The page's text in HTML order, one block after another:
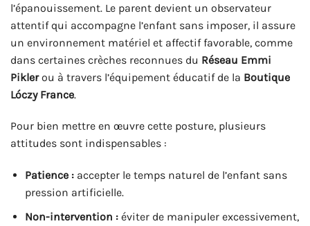
l’épanouissement. Le parent devient un observateur
attentif qui accompagne l’enfant sans imposer, il assure
un environnement matériel et affectif favorable, comme
dans certaines crèches reconnues du Réseau Emmi
Piklerou à travers l’équipement éducatif de la Boutique
Lóczy France.
Pour bien mettre en œuvre cette posture, plusieurs
attitudes sont indispensables :
Patience :accepter le temps naturel de l’enfant sans
pression artificielle.
Non-intervention :éviter de manipuler excessivement,